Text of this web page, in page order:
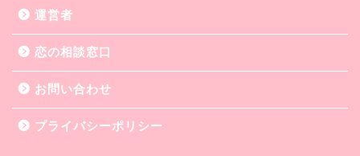
運営者
恋の相談窓口
お問い合わせ
プライバシーポリシー